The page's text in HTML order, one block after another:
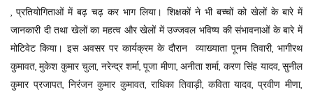
, प्रतियोगिताओं में बढ़ चढ़ कर भाग लिया। शिक्षकों ने भी बच्चों को खेलों के बारे में
जानकारी दी तथा खेलों का महत्व और खेलों में उज्जवल भविष्य की संभावनाओं के बारे में
मोटिवेट किया। इस अवसर पर कार्यक्रम के दौरान व्याख्याता पूनम तिवारी, भागीरथ
कुमावत, मुकेश कुमार चुला, नरेन्द्र शर्मा, पूजा मीणा, अनीता शर्मा, करण सिंह यादव, सुनील
कुमार प्रजापत, निरंजन कुमार कुमावत, राधिका तिवाड़ी, कविता यादव, प्रवीण मीणा,